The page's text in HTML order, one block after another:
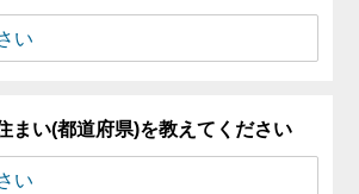
まい(都道府県)を教えてください